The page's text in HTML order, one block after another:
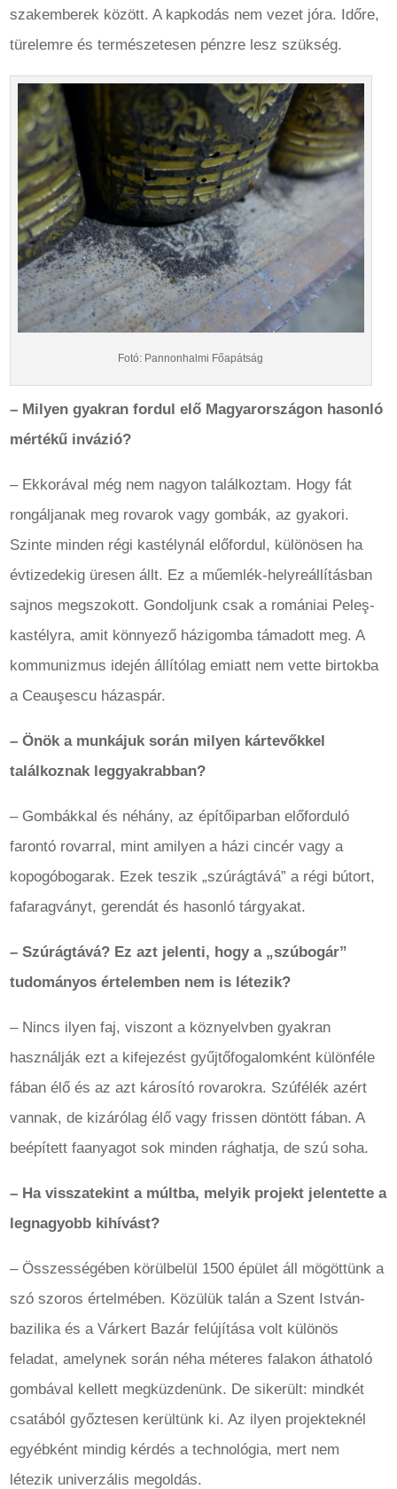
szakemberek között. A kapkodás nem vezet jóra. Időre,
türelemre és természetesen pénzre lesz szükség.
Fotó: Pannonhalmi Főapátság
– Milyen gyakran fordul elő Magyarországon hasonló
mértékű invázió?
– Ekkorával még nem nagyon találkoztam. Hogy fát
rongáljanak meg rovarok vagy gombák, az gyakori.
Szinte minden régi kastélynál előfordul, különösen ha
évtizedekig üresen állt. Ez a műemlék-helyreállításban
sajnos megszokott. Gondoljunk csak a romániai Peleş-
kastélyra, amit könnyező házigomba támadott meg. A
kommunizmus idején állítólag emiatt nem vette birtokba
a Ceauşescu házaspár.
– Önök a munkájuk során milyen kártevőkkel
találkoznak leggyakrabban?
– Gombákkal és néhány, az építőiparban előforduló
farontó rovarral, mint amilyen a házi cincér vagy a
kopogóbogarak. Ezek teszik „szúrágtává” a régi bútort,
fafaragványt, gerendát és hasonló tárgyakat.
– Szúrágtává? Ez azt jelenti, hogy a „szúbogár”
tudományos értelemben nem is létezik?
– Nincs ilyen faj, viszont a köznyelvben gyakran
használják ezt a kifejezést gyűjtőfogalomként különféle
fában élő és az azt károsító rovarokra. Szúfélék azért
vannak, de kizárólag élő vagy frissen döntött fában. A
beépített faanyagot sok minden rághatja, de szú soha.
– Ha visszatekint a múltba, melyik projekt jelentette a
legnagyobb kihívást?
– Összességében körülbelül 1500 épület áll mögöttünk a
szó szoros értelmében. Közülük talán a Szent István-
bazilika és a Várkert Bazár felújítása volt különös
feladat, amelynek során néha méteres falakon áthatoló
gombával kellett megküzdenünk. De sikerült: mindkét
csatából győztesen kerültünk ki. Az ilyen projekteknél
egyébként mindig kérdés a technológia, mert nem
létezik univerzális megoldás.